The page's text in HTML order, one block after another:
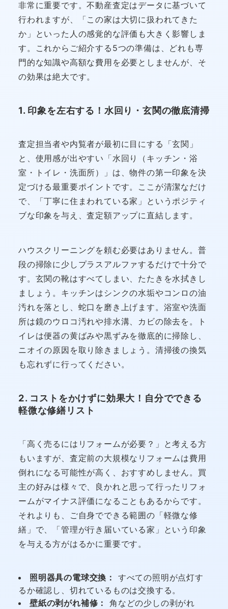
非常に重要です。不動産査定はデータに基づいて
行われますが、「この家は大切に扱われてきた
か」といった人の感覚的な評価も大きく影響しま
す。これからご紹介する5つの準備は、どれも専
門的な知識や高額な費用を必要としませんが、そ
の効果は絶大です。
1. 印象を左右する！水回り・玄関の徹底清掃
査定担当者や内覧者が最初に目にする「玄関」
と、使用感が出やすい「水回り（キッチン・浴
室・トイレ・洗面所）」は、物件の第一印象を決
定づける最重要ポイントです。ここが清潔なだけ
で、「丁寧に住まわれている家」というポジティ
ブな印象を与え、査定額アップに直結します。
ハウスクリーニングを頼む必要はありません。普
段の掃除に少しプラスアルファするだけで十分で
す。玄関の靴はすべてしまい、たたきを水拭きし
ましょう。キッチンはシンクの水垢やコンロの油
汚れを落とし、蛇口を磨き上げます。浴室や洗面
所は鏡のウロコ汚れや排水溝、カビの除去を。ト
イレは便器の黄ばみや黒ずみを徹底的に掃除し、
ニオイの原因を取り除きましょう。清掃後の換気
も忘れずに行ってください。
2. コストをかけずに効果大！自分でできる
軽微な修繕リスト
「高く売るにはリフォームが必要？」と考える方
もいますが、査定前の大規模なリフォームは費用
倒れになる可能性が高く、おすすめしません。買
主の好みは様々で、良かれと思って行ったリフォ
ームがマイナス評価になることもあるからです。
それよりも、ご自身でできる範囲の「軽微な修
繕」で、「管理が行き届いている家」という印象
を与える方がはるかに重要です。
照明器具の電球交換：
すべての照明が点灯す
るか確認し、切れているものは交換する。
壁紙の剥がれ補修：
角などの少しの剥がれ